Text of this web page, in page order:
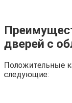
дверей с
Положительные
следующие: